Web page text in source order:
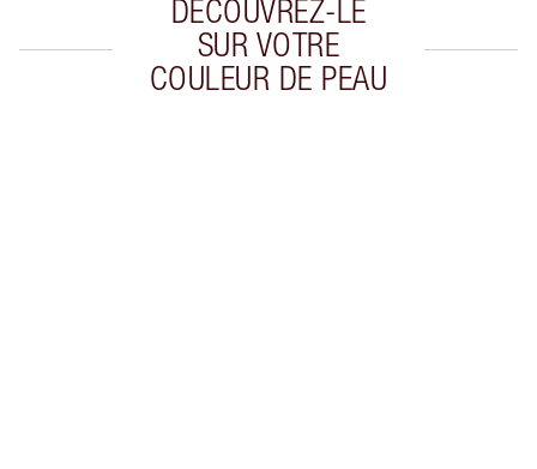
DÉCOUVREZ-LE
SUR VOTRE
COULEUR DE PEAU